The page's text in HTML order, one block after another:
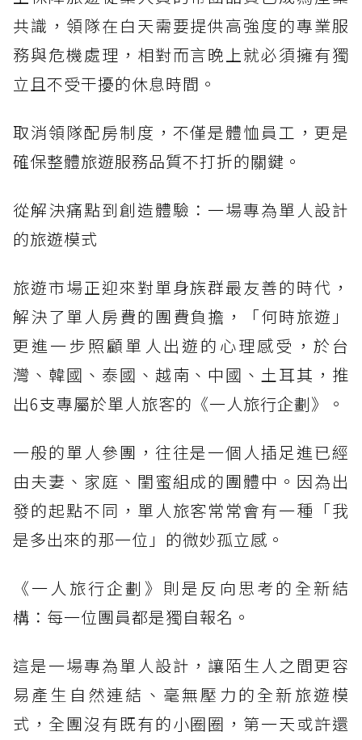
共識，領隊在白天需要提供高強度的專業服
務與危機處理，相對而言晚上就必須擁有獨
立且不受干擾的休息時間。
取消領隊配房制度，不僅是體恤員工，更是
確保整體旅遊服務品質不打折的關鍵。
從解決痛點到創造體驗：一場專為單人設計
的旅遊模式
旅遊市場正迎來對單身族群最友善的時代，
解決了單人房費的團費負擔，「何時旅遊」
更進一步照顧單人出遊的心理感受，於台
灣、韓國、泰國、越南、中國、土耳其，推
出6支專屬於單人旅客的《一人旅行企劃》。
一般的單人參團，往往是一個人插足進已經
由夫妻、家庭、閨蜜組成的團體中。因為出
發的起點不同，單人旅客常常會有一種「我
是多出來的那一位」的微妙孤立感。
《一人旅行企劃》則是反向思考的全新結
構：每一位團員都是獨自報名。
這是一場專為單人設計，讓陌生人之間更容
易產生自然連結、毫無壓力的全新旅遊模
式，全團沒有既有的小圈圈，第一天或許還